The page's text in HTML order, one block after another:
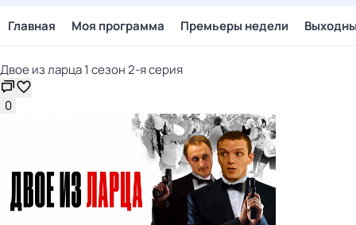
Главная Моя программа Премьеры недели
Двое из ларца 1 сезон 2-я серия
0